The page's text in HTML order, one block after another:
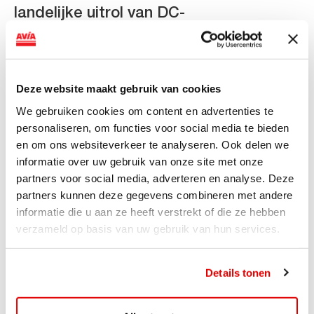
Deze website maakt gebruik van cookies
We gebruiken cookies om content en advertenties te
personaliseren, om functies voor social media te bieden
en om ons websiteverkeer te analyseren. Ook delen we
informatie over uw gebruik van onze site met onze
partners voor social media, adverteren en analyse. Deze
partners kunnen deze gegevens combineren met andere
informatie die u aan ze heeft verstrekt of die ze hebben
verzameld op basis van uw gebruik van hun services.
Details tonen
landelijke uitrol van DC-
snellaadinfrastructuur
AVIA VOLT en Fletcher Hotels starten landelijke uitrol